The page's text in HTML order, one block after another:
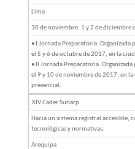
Lima
30 de noviembre, 1 y 2 de diciembre
• I Jornada Preparatoria. Organizada
el 5 y 6 de octubre de 2017, en la
• II Jornada Preparatoria. Organizada
el 9 y 10 de noviembre de 2017, en
presencial.
XIV Cader Sunarp
Hacia un sistema registral accesible,
tecnológicas y normativas.
Arequipa